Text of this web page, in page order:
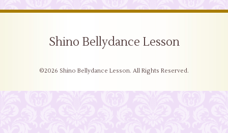
Shino Bellydance Lesson
©2026 Shino Bellydance Lesson. All Rights Reserved.